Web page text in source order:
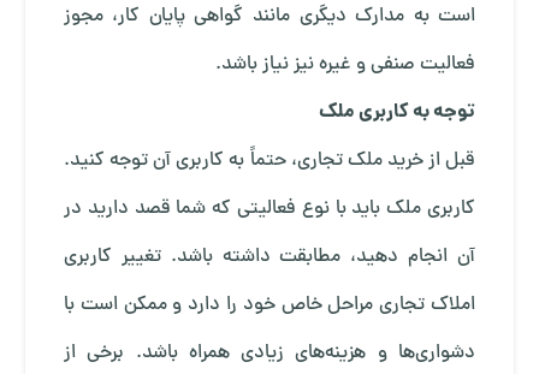
است به مدارک دیگری مانند گواهی پایان کار، مجوز
فعالیت صنفی و غیره نیز نیاز باشد.
توجه به کاربری ملک
قبل از خرید ملک تجاری، حتماً به کاربری آن توجه کنید.
کاربری ملک باید با نوع فعالیتی که شما قصد دارید در
آن انجام دهید، مطابقت داشته باشد. تغییر کاربری
املاک تجاری مراحل خاص خود را دارد و ممکن است با
دشواری‌ها و هزینه‌های زیادی همراه باشد. برخی از